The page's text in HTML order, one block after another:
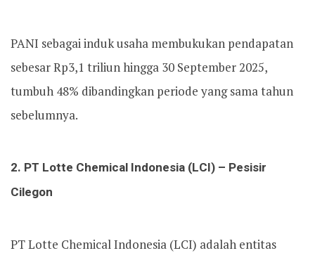
PANI sebagai induk usaha membukukan pendapatan
sebesar Rp3,1 triliun hingga 30 September 2025,
tumbuh 48% dibandingkan periode yang sama tahun
sebelumnya.
2. PT Lotte Chemical Indonesia (LCI) – Pesisir
Cilegon
PT Lotte Chemical Indonesia (LCI) adalah entitas